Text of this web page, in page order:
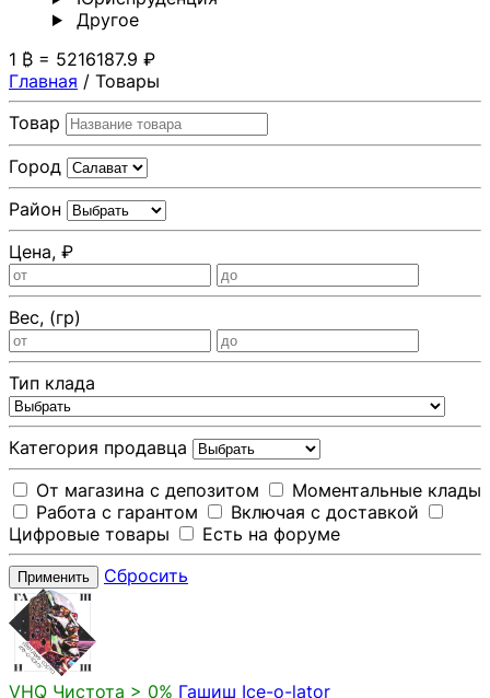
Другoе
1 ₿ = 5216187.9 ₽
Главная / Товары
Товар
Город
Район
Цена, ₽
Вес, (гр)
Тип клада
Категория продавца
От магазина с депозитом
Моментальные клады
Работа с гарантом
Включая с доставкой
Цифровые товары
Есть на форуме
Применить Сбросить
VHQ Чистота > 0% Гашиш Ice-o-lator